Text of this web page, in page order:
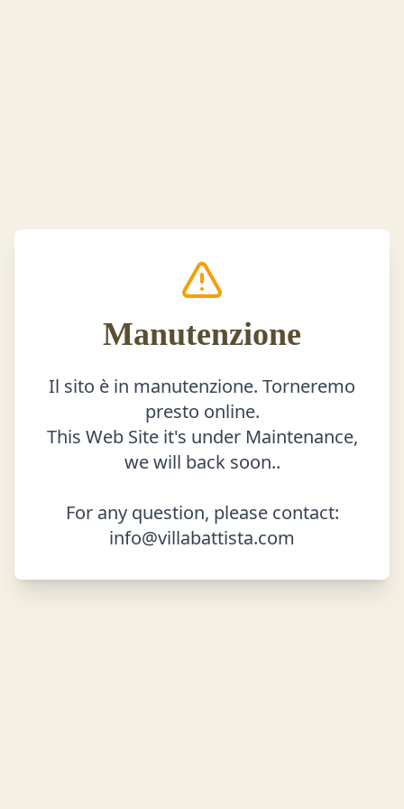
Manutenzione
Il sito è in manutenzione. Torneremo
presto online.
This Web Site it's under Maintenance,
we will back soon..
For any question, please contact:
info@villabattista.com